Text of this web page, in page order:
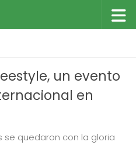
un evento
en
se quedaron con la gloria